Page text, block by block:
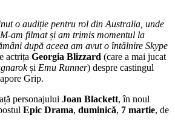
o audiție pentru rol din Australia, unde
am filmat și am trimis momentul la
după aceea am avut o întâlnire Skype
actrița Georgia Blizzard (care a mai jucat
și Emu Runner) despre castingul
Grip.
personajului Joan Blackett, în noul
Epic Drama, duminică, 7 martie, de